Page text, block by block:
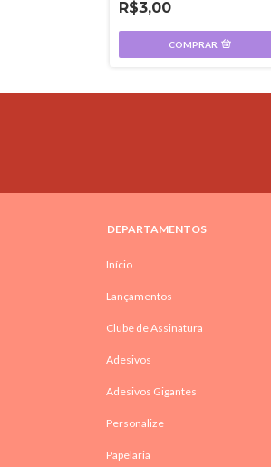
R$3,00
COMPRAR
DEPARTAMENTOS
Início
Lançamentos
Clube de Assinatura
Adesivos
Adesivos Gigantes
Personalize
Papelaria